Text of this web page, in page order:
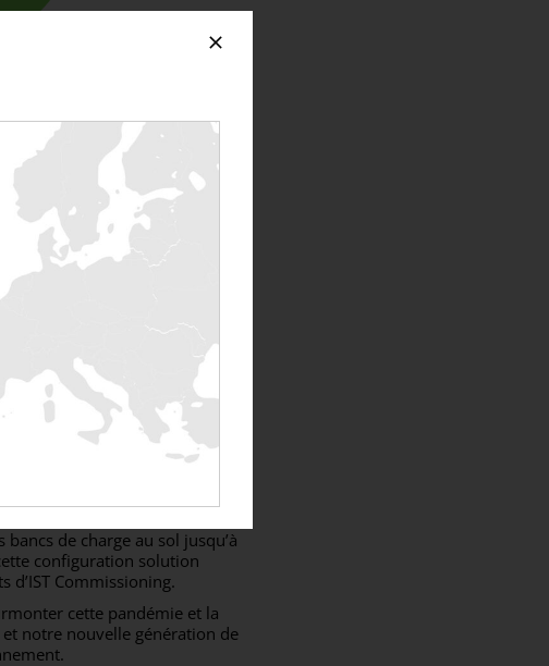
la pandémie COVID-19 qui a
la
résilience de nos
nos propres organisations,
en collaboration avec
complètement nouveaux et
une flotte de nouveaux
ainsi notre flotte de 4 MW
Data Center à Slough au
le logiciel de notre
de personnes autorisées sur
nouvel environnement,
de charge au sol jusqu’à
configuration solution
Commissioning.
cette pandémie et la
notre nouvelle génération de